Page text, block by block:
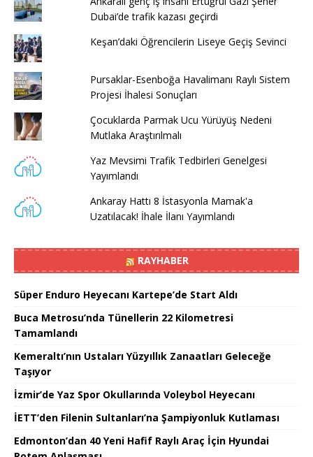
Dubai’de trafik kazası geçirdi
Keşan’daki Öğrencilerin Liseye Geçiş Sevinci
Pursaklar-Esenboğa Havalimanı Raylı Sistem
Projesi İhalesi Sonuçları
Çocuklarda Parmak Ucu Yürüyüş Nedeni
Mutlaka Araştırılmalı
Yaz Mevsimi Trafik Tedbirleri Genelgesi
Yayımlandı
Ankaray Hattı 8 İstasyonla Mamak'a
Uzatılacak! İhale İlanı Yayımlandı
RAYHABER
Süper Enduro Heyecanı Kartepe’de Start Aldı
Buca Metrosu’nda Tünellerin 22 Kilometresi
Tamamlandı
Kemeraltı’nın Ustaları Yüzyıllık Zanaatları Geleceğe
Taşıyor
İzmir’de Yaz Spor Okullarında Voleybol Heyecanı
İETT’den Filenin Sultanları’na Şampiyonluk Kutlaması
Edmonton’dan 40 Yeni Hafif Raylı Araç İçin Hyundai